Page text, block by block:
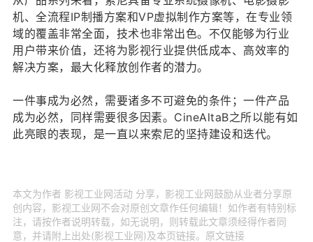
机、全流程IP制播方案和VP虚拟制作方案等，在专业领
域的覆盖非常全面，技术也非常出色。不仅能够为行业
用户带来价值，还将为影视行业提供低成本、高效率的
解决方案，最大化释放创作者的潜力。
一件事成为必然，需要诸多不可避免的条件；一件产品
成为必然，同样需要很多因素。CineAltaB之所以能有如
此亮眼的表现，是一直以来索尼的坚持建设和迭代。
本文为作者 影视工业网活动 分享，影视工业网鼓励从业者分享原
创内容，影视工业网不会对原创文章作任何编辑！如作者有特别标
注，请按作者说明转载，如无说明，则转载此文章须经得作者同
意，并请附上出处(影视工业网)及本页链接。原文链接